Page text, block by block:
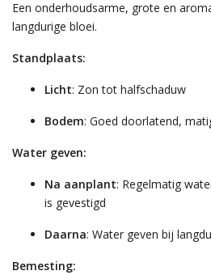
Een onderhoudsarme, grote en
langdurige bloei.
Standplaats:
Licht: Zon tot halfschaduw
Bodem: Goed doorlatend,
Water geven:
Na aanplant: Regelmatig
is gevestigd
Daarna: Water geven bij
Bemesting: